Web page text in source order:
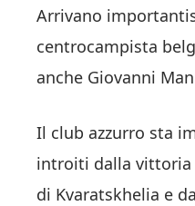
Arrivano
centrocampista
anche Giovanni
Il club azzurro sta
introiti dalla vittoria
di Kvaratskhelia e